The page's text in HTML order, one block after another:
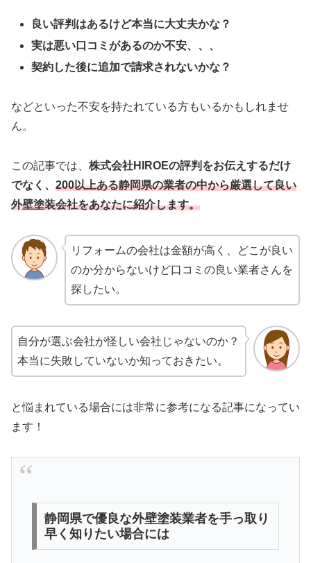
良い評判はあるけど本当に大丈夫かな？
実は悪い口コミがあるのか不安、、、
契約した後に追加で請求されないかな？
などといった不安を持たれている方もいるかもしれませ
ん。
この記事では、 株式会社HIROEの評判をお伝えするだけ
でなく、 200以上ある静岡県の業者の中から厳選して良い
外壁塗装会社をあなたに紹介します。
リフォームの会社は金額が高く、どこが良い
のか分からないけど口コミの良い業者さんを
探したい。
自分が選ぶ会社が怪しい会社じゃないのか？
本当に失敗していないか知っておきたい。
と悩まれている場合には非常に参考になる記事になってい
ます！
静岡県で優良な外壁塗装業者を手っ取り
早く知りたい場合には